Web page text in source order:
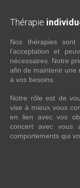
Thérapie
Nos thérapies sont
l’acceptation et
nécessaires. Notre
afin de maintenir une
à vos besoins.
Notre rôle est de
vise à mieux vous
en lien avec vos
concert avec vous
comportements qui